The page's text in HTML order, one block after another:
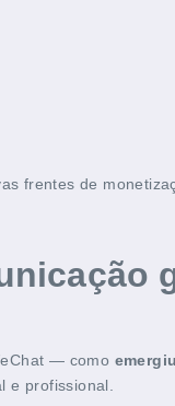
frentes de
— como
e profissional.